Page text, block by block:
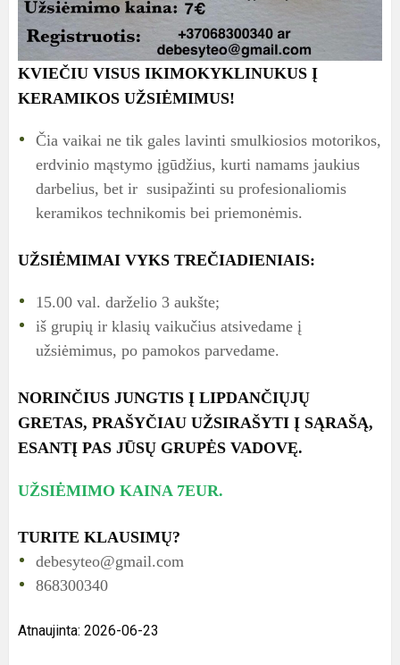
KVIEČIU VISUS IKIMOKYKLINUKUS Į
KERAMIKOS UŽSIĖMIMUS!
Čia vaikai ne tik gales lavinti smulkiosios motorikos,
erdvinio mąstymo įgūdžius, kurti namams jaukius
darbelius, bet ir susipažinti su profesionaliomis
keramikos technikomis bei priemonėmis.
UŽSIĖMIMAI VYKS TREČIADIENIAIS:
15.00 val. darželio 3 aukšte;
iš grupių ir klasių vaikučius atsivedame į
užsiėmimus, po pamokos parvedame.
NORINČIUS JUNGTIS Į LIPDANČIŲJŲ
GRETAS, PRAŠYČIAU UŽSIRAŠYTI Į SĄRAŠĄ,
ESANTĮ PAS JŪSŲ GRUPĖS VADOVĘ.
UŽSIĖMIMO KAINA 7EUR.
TURITE KLAUSIMŲ?
debesyteo@gmail.com
868300340
Atnaujinta: 2026-06-23